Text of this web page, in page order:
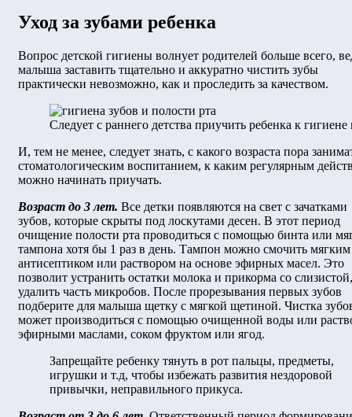
Уход за зубами ребенка
Вопрос детской гигиены волнует родителей больше всего,
малыша заставить тщательно и аккуратно чистить зубы
практически невозможно, как и проследить за качеством.
Следует с раннего детства приучить ребенка к гигиене
И, тем не менее, следует знать, с какого возраста пора
стоматологическим воспитанием, к каким регулярным
можно начинать приучать.
Возраст до 3 лет. Все детки появляются на свет с зачатками
зубов, которые скрыты под лоскутами десен. В этот период
очищение полости рта проводиться с помощью бинта или
тампона хотя бы 1 раз в день. Тампон можно смочить мягким
антисептиком или раствором на основе эфирных масел. Это
позволит устранить остатки молока и прикорма со слизистой,
удалить часть микробов. После прорезывания первых зубов
подберите для малыша щетку с мягкой щетиной. Чистка
может производиться с помощью очищенной воды или
эфирными маслами, соком фруктом или ягод.
Запрещайте ребенку тянуть в рот пальцы, предметы,
игрушки и т.д, чтобы избежать развития нездоровой
привычки, неправильного прикуса.